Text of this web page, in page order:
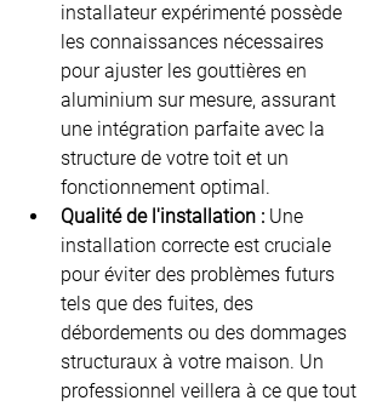
installateur expérimenté possède
les connaissances nécessaires
pour ajuster les gouttières en
aluminium sur mesure, assurant
une intégration parfaite avec la
structure de votre toit et un
fonctionnement optimal.
Qualité de l'installation : Une
installation correcte est cruciale
pour éviter des problèmes futurs
tels que des fuites, des
débordements ou des dommages
structuraux à votre maison. Un
professionnel veillera à ce que tout